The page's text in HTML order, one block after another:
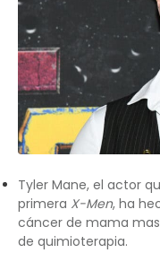
Tyler Mane, el actor
primera X-Men, ha
cáncer de mama
de quimioterapia.